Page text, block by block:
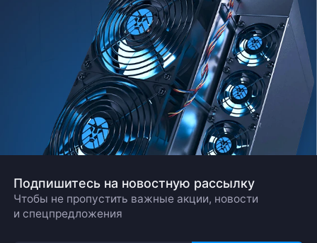
Подпишитесь на новостную рассылку
Чтобы не пропустить важные акции, новости
и спецпредложения